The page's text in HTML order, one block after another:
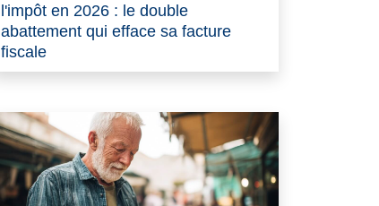
l'impôt en 2026 : le double
abattement qui efface sa facture
fiscale